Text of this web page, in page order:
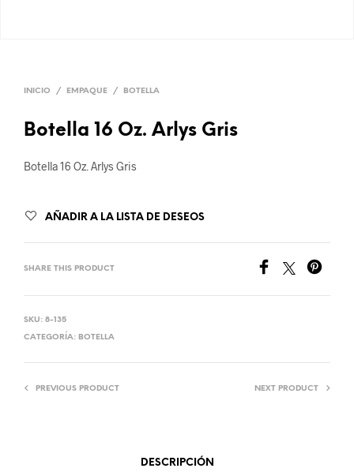
INICIO / EMPAQUE / BOTELLA
Botella 16 Oz. Arlys Gris
Botella 16 Oz. Arlys Gris
AÑADIR A LA LISTA DE DESEOS
SHARE THIS PRODUCT
SKU: 8-135
CATEGORÍA: BOTELLA
PREVIOUS PRODUCT NEXT PRODUCT
DESCRIPCIÓN